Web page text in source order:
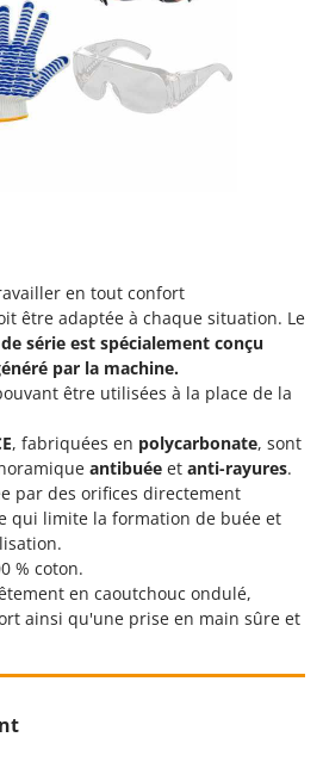
en tout confort
être adaptée à chaque situation. Le
série est spécialement conçu
par la machine.
être utilisées à la place de la
, fabriquées en polycarbonate, sont
antibuée et anti-rayures.
par des orifices directement
qui limite la formation de buée et
% coton.
en caoutchouc ondulé,
ainsi qu'une prise en main sûre et